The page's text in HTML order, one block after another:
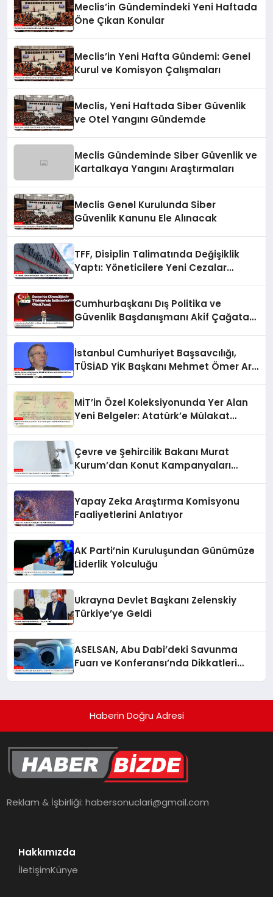
Meclis’in Gündemindeki Yeni Haftada
Öne Çıkan Konular
Meclis’in Yeni Hafta Gündemi: Genel
Kurul ve Komisyon Çalışmaları
Meclis, Yeni Haftada Siber Güvenlik
ve Otel Yangını Gündemde
Meclis Gündeminde Siber Güvenlik ve
Kartalkaya Yangını Araştırmaları
Meclis Genel Kurulunda Siber
Güvenlik Kanunu Ele Alınacak
TFF, Disiplin Talimatında Değişiklik
Yaptı: Yöneticilere Yeni Cezalar
Cumhurbaşkanı Dış Politika ve
Güvenlik Başdanışmanı Akif Çağatay
İstanbul Cumhuriyet Başsavcılığı,
TÜSİAD YİK Başkanı Mehmet Ömer Arif
MİT’in Özel Koleksiyonunda Yer Alan
Yeni Belgeler: Atatürk’e Mülakat
Çevre ve Şehircilik Bakanı Murat
Kurum’dan Konut Kampanyaları
Yapay Zeka Araştırma Komisyonu
Faaliyetlerini Anlatıyor
AK Parti’nin Kuruluşundan Günümüze
Liderlik Yolculuğu
Ukrayna Devlet Başkanı Zelenskiy
Türkiye’ye Geldi
ASELSAN, Abu Dabi’deki Savunma
Fuarı ve Konferansı’nda Dikkatleri
Haberin Doğru Adresi
Reklam & İşbirliği:habersonuclari@gmail.com
Hakkımızda
İletişimKünye